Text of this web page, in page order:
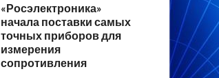
«Росэлектроника»
начала поставки самых
точных приборов для
измерения
сопротивления